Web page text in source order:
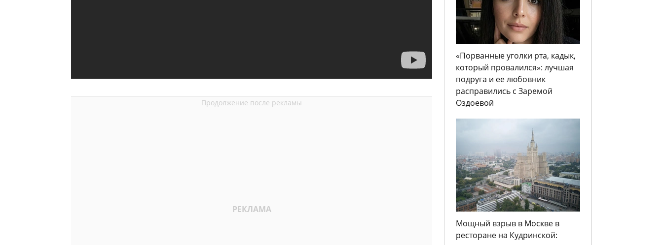
«Порванные уголки рта, кадык,
который провалился»: лучшая
подруга и ее любовник
расправились с Заремой
Оздоевой
Мощный взрыв в Москве в
ресторане на Кудринской: